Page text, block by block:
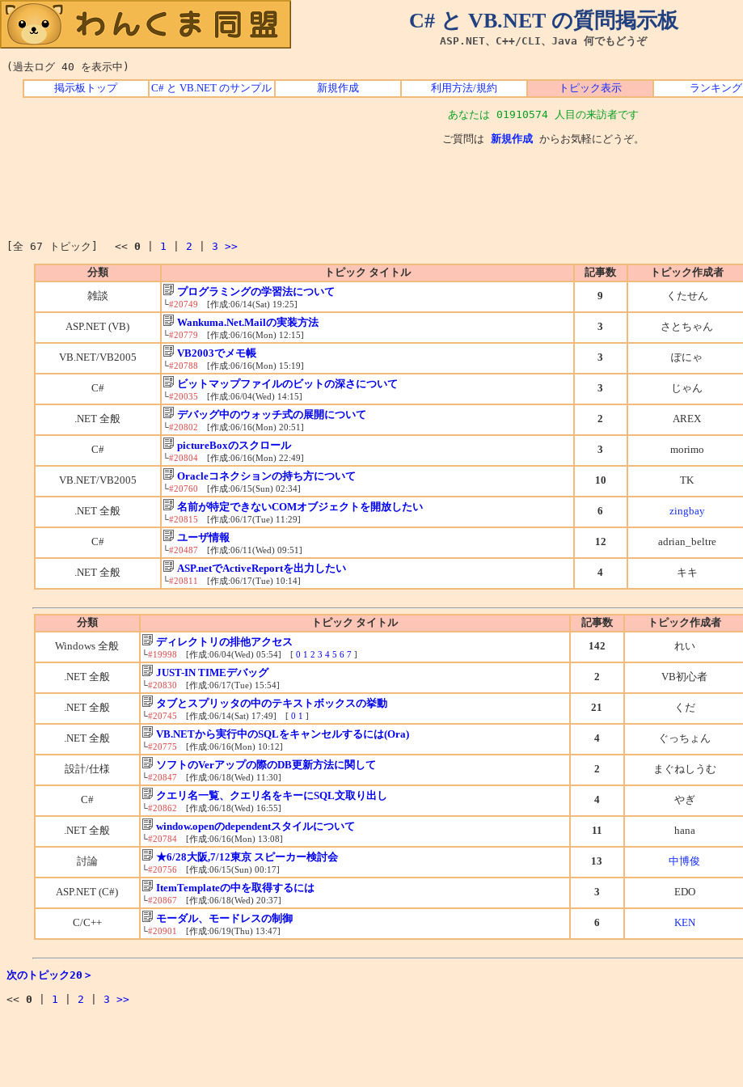
C# と VB.NET の質問掲示板
ASP.NET、C++/CLI、Java 何でもどうぞ
(過去ログ 40 を表示中)
掲示板トップ C# と VB.NET のサンプル 新規作成 利用方法/規約 トピック表示 ランキング
あなたは 01910574 人目の来訪者です
ご質問は 新規作成 からお気軽にどうぞ。
[全 67 トピック] << 0 1 2 3 >>
分類 トピック タイトル 記事数 トピック作成者
雑談 プログラミングの学習法について
└#20749 [作成:06/14(Sat) 19:25]
9 くたせん
ASP.NET (VB) Wankuma.Net.Mailの実装方法
└#20779 [作成:06/16(Mon) 12:15]
3 さとちゃん
VB.NET/VB2005 VB2003でメモ帳
└#20788 [作成:06/16(Mon) 15:19]
3 ぽにゃ
C# ビットマップファイルのビットの深さについて
└#20035 [作成:06/04(Wed) 14:15]
3 じゃん
.NET 全般 デバッグ中のウォッチ式の展開について
└#20802 [作成:06/16(Mon) 20:51]
2 AREX
C# pictureBoxのスクロール
└#20804[作成:06/16(Mon) 22:49]
3 morimo
VB.NET/VB2005 Oracleコネクションの持ち方について
└#20760 [作成:06/15(Sun) 02:34]
10 TK
.NET 全般 名前が特定できないCOMオブジェクトを開放したい
└#20815 [作成:06/17(Tue) 11:29]
6 zingbay
C# ユーザ情報
└#20487 [作成:06/11(Wed) 09:51]
12 adrian_beltre
.NET 全般 ASP.netでActiveReportを出力したい
└#20811 [作成:06/17(Tue) 10:14]
4 キキ
分類 トピック タイトル 記事数 トピック作成者
Windows 全般 ディレクトリの排他アクセス
└#19998 [作成:06/04(Wed) 05:54] [ 0 1 2 3 4 5 6 7]
142 れい
.NET 全般 JUST-IN TIMEデバッグ
└#20830 [作成:06/17(Tue) 15:54]
2 VB初心者
.NET 全般 タブとスプリッタの中のテキストボックスの挙動
└#20745 [作成:06/14(Sat) 17:49] [ 0 1 ]
21 くだ
.NET 全般 VB.NETから実行中のSQLをキャンセルするには(Ora)
└#20775 [作成:06/16(Mon) 10:12]
4 ぐっちょん
設計/仕様 ソフトのVerアップの際のDB更新方法に関して
└#20847 [作成:06/18(Wed) 11:30]
2 まぐねしうむ
C# クエリ名一覧、クエリ名をキーにSQL文取り出し
└#20862 [作成:06/18(Wed) 16:55]
4 やぎ
.NET 全般 window.openのdependentスタイルについて
└#20784[作成:06/16(Mon) 13:08]
11 hana
討論 ★6/28大阪,7/12東京 スピーカー検討会
└#20756[作成:06/15(Sun) 00:17]
13 中博俊
ASP.NET (C#) ItemTemplateの中を取得するには
└#20867 [作成:06/18(Wed) 20:37]
3 EDO
C/C++ モーダル、モードレスの制御
└#20901 [作成:06/19(Thu) 13:47]
6 KEN
次のトピック20＞
<< 0 1 2 3 >>